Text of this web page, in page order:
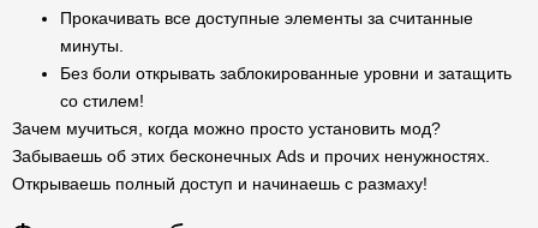
Прокачивать все доступные элементы за считанные
минуты.
Без боли открывать заблокированные уровни и затащить
со стилем!
Зачем мучиться, когда можно просто установить мод?
Забываешь об этих бесконечных Ads и прочих ненужностях.
Открываешь полный доступ и начинаешь с размаху!